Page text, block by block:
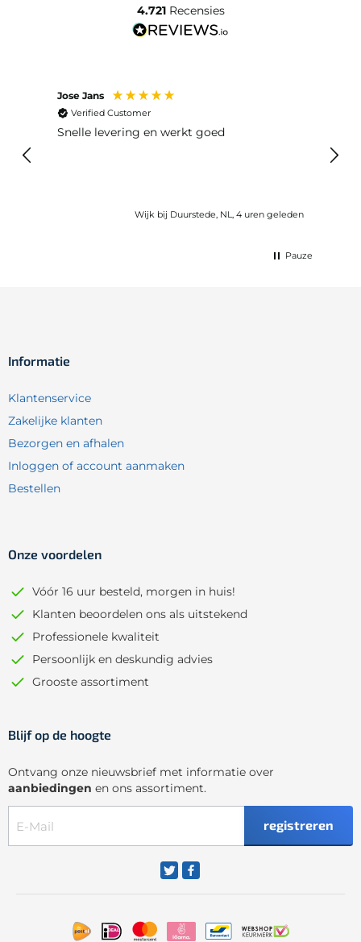
4.721 Recensies
Jose Jans
Verified Customer
Snelle levering en werkt goed
Wijk bij Duurstede, NL, 4 uren geleden
Pauze
Informatie
Klantenservice
Zakelijke klanten
Bezorgen en afhalen
Inloggen of account aanmaken
Bestellen
Onze voordelen
Vóór 16 uur besteld, morgen in huis!
Klanten beoordelen ons als uitstekend
Professionele kwaliteit
Persoonlijk en deskundig advies
Grooste assortiment
Blijf op de hoogte
Ontvang onze nieuwsbrief met informatie over
aanbiedingen en ons assortiment.
registreren